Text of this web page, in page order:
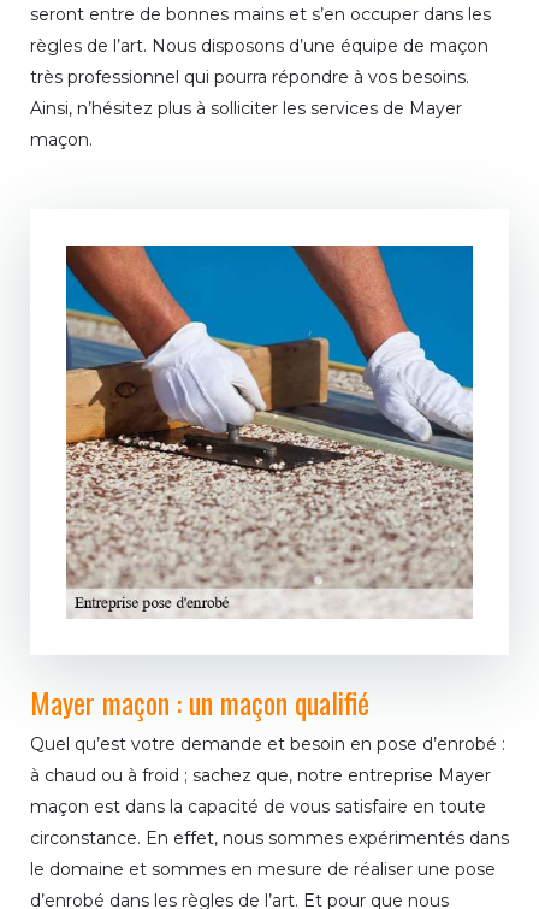
seront entre de bonnes mains et s’en occuper dans les
règles de l’art. Nous disposons d’une équipe de maçon
très professionnel qui pourra répondre à vos besoins.
Ainsi, n’hésitez plus à solliciter les services de Mayer
maçon.
Mayer maçon : un maçon qualifié
Quel qu’est votre demande et besoin en pose d’enrobé :
à chaud ou à froid ; sachez que, notre entreprise Mayer
maçon est dans la capacité de vous satisfaire en toute
circonstance. En effet, nous sommes expérimentés dans
le domaine et sommes en mesure de réaliser une pose
d’enrobé dans les règles de l’art. Et pour que nous